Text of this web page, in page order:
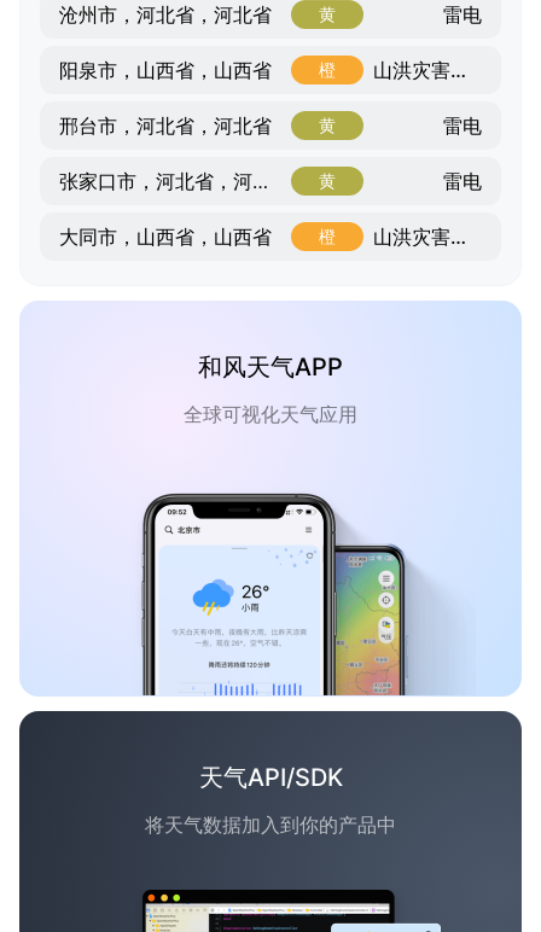
沧州市，河北省，河北省 黄 雷电
阳泉市，山西省，山西省 橙 山洪灾害气象风险
邢台市，河北省，河北省 黄 雷电
张家口市，河北省，河北省 黄 雷电
大同市，山西省，山西省 橙 山洪灾害气象风险
和风天气APP
全球可视化天气应用
天气API/SDK
将天气数据加入到你的产品中